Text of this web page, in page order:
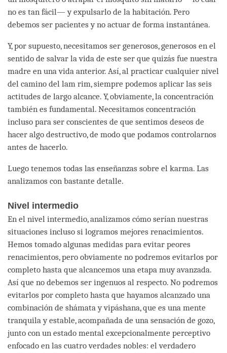
no es tan fácil— y expulsarlo de la habitación. Pero
debemos ser pacientes y no actuar de forma instantánea.
Y, por supuesto, necesitamos ser generosos, generosos en el
sentido de salvar la vida de este ser que quizás fue nuestra
madre en una vida anterior. Así, al practicar cualquier nivel
del camino del lam rim, siempre podemos aplicar las seis
actitudes de largo alcance. Y, obviamente, la concentración
también es fundamental. Necesitamos concentración
incluso para ser conscientes de que sentimos deseos de
hacer algo destructivo, de modo que podamos controlarnos
antes de hacerlo.
Luego tenemos todas las enseñanzas sobre el karma. Las
analizamos con bastante detalle.
Nivel intermedio
En el nivel intermedio, analizamos cómo serían nuestras
situaciones incluso si logramos mejores renacimientos.
Hemos tomado algunas medidas para evitar peores
renacimientos, pero obviamente no podremos evitarlos por
completo hasta que alcancemos una etapa muy avanzada.
Así que no debemos ser ingenuos al respecto. No podremos
evitarlos por completo hasta que hayamos alcanzado una
combinación de shámata y vipáshana, que es una mente
tranquila y estable, acompañada de una sensación de gozo,
junto con un estado mental excepcionalmente perceptivo
enfocado en las cuatro verdades nobles: el verdadero